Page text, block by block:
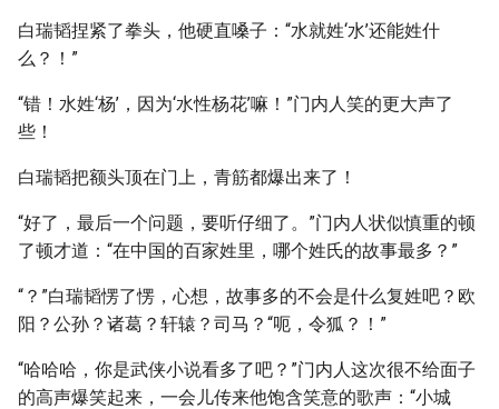
白瑞韬捏紧了拳头，他硬直嗓子：“水就姓‘水’还能姓什
么？！”
“错！水姓‘杨’，因为‘水性杨花’嘛！”门内人笑的更大声了
些！
白瑞韬把额头顶在门上，青筋都爆出来了！
“好了，最后一个问题，要听仔细了。”门内人状似慎重的顿
了顿才道：“在中国的百家姓里，哪个姓氏的故事最多？”
“？”白瑞韬愣了愣，心想，故事多的不会是什么复姓吧？欧
阳？公孙？诸葛？轩辕？司马？“呃，令狐？！”
“哈哈哈，你是武侠小说看多了吧？”门内人这次很不给面子
的高声爆笑起来，一会儿传来他饱含笑意的歌声：“小城